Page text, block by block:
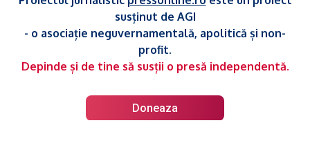
susținut de AGI
- o asociație neguvernamentală, apolitică și non-
profit.
Depinde și de tine să susții o presă independentă.
Doneaza